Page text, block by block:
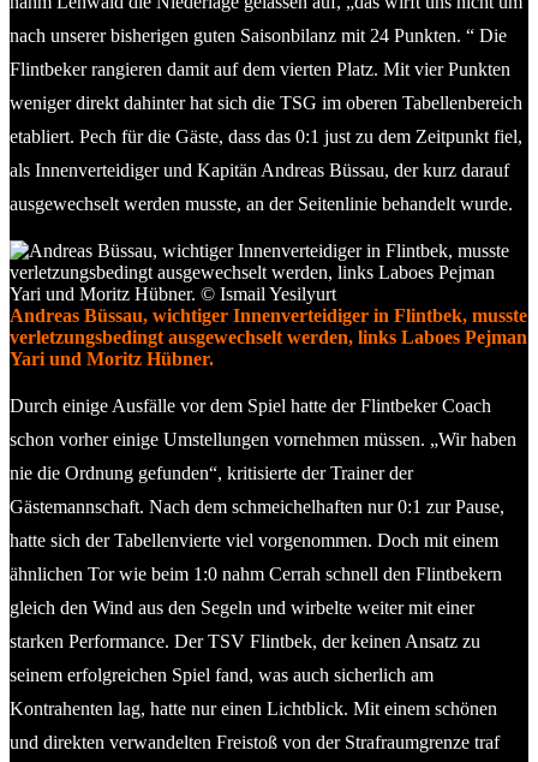
nach unserer bisherigen guten Saisonbilanz mit 24 Punkten. “ Die
Flintbeker rangieren damit auf dem vierten Platz. Mit vier Punkten
weniger direkt dahinter hat sich die TSG im oberen Tabellenbereich
etabliert. Pech für die Gäste, dass das 0:1 just zu dem Zeitpunkt fiel,
als Innenverteidiger und Kapitän Andreas Büssau, der kurz darauf
ausgewechselt werden musste, an der Seitenlinie behandelt wurde.
Andreas Büssau, wichtiger Innenverteidiger in Flintbek, musste
verletzungsbedingt ausgewechselt werden, links Laboes Pejman
Yari und Moritz Hübner.
Durch einige Ausfälle vor dem Spiel hatte der Flintbeker Coach
schon vorher einige Umstellungen vornehmen müssen. „Wir haben
nie die Ordnung gefunden“, kritisierte der Trainer der
Gästemannschaft. Nach dem schmeichelhaften nur 0:1 zur Pause,
hatte sich der Tabellenvierte viel vorgenommen. Doch mit einem
ähnlichen Tor wie beim 1:0 nahm Cerrah schnell den Flintbekern
gleich den Wind aus den Segeln und wirbelte weiter mit einer
starken Performance. Der TSV Flintbek, der keinen Ansatz zu
seinem erfolgreichen Spiel fand, was auch sicherlich am
Kontrahenten lag, hatte nur einen Lichtblick. Mit einem schönen
und direkten verwandelten Freistoß von der Strafraumgrenze traf